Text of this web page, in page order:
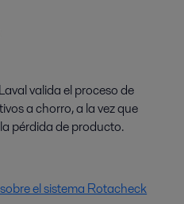
valida el proceso de
a chorro, a la vez que
pérdida de producto.
el sistema Rotacheck